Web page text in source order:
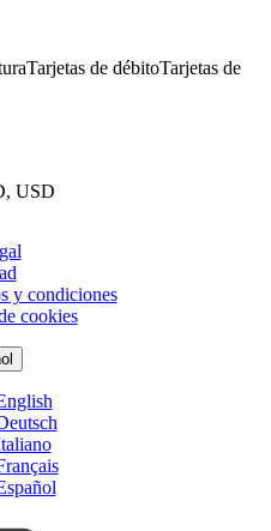
Tarjetas de débitoTarjetas de
USD
y condiciones
cookies